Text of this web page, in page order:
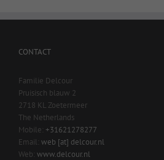
CONTACT
Familie Delcour
Pruisisch blauw 2
2718 KL Zoetermeer
The Netherlands
Mobile: +31621278277
Email: web [at] delcour.nl
Web: www.delcour.nl